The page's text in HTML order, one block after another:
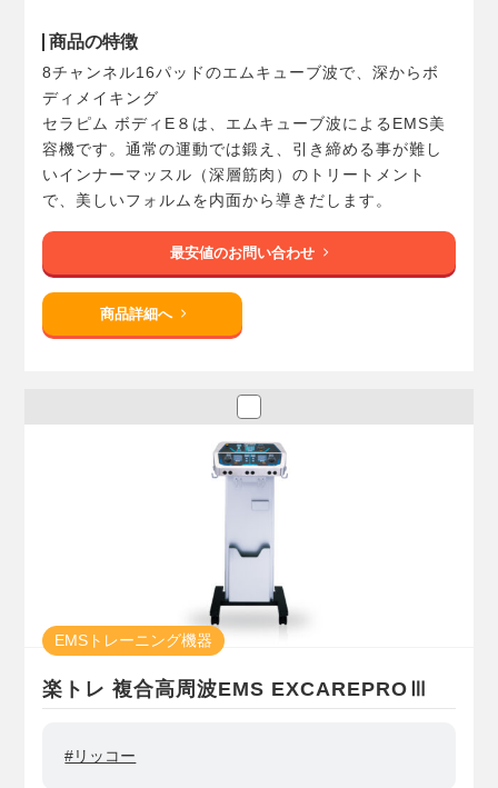
商品の特徴
8チャンネル16パッドのエムキューブ波で、深からボ
ディメイキング
セラピム ボディE８は、エムキューブ波によるEMS美
容機です。通常の運動では鍛え、引き締める事が難し
いインナーマッスル（深層筋肉）のトリートメント
で、美しいフォルムを内面から導きだします。
最安値のお問い合わせ
商品詳細へ
EMSトレーニング機器
楽トレ 複合高周波EMS EXCAREPROⅢ
#リッコー